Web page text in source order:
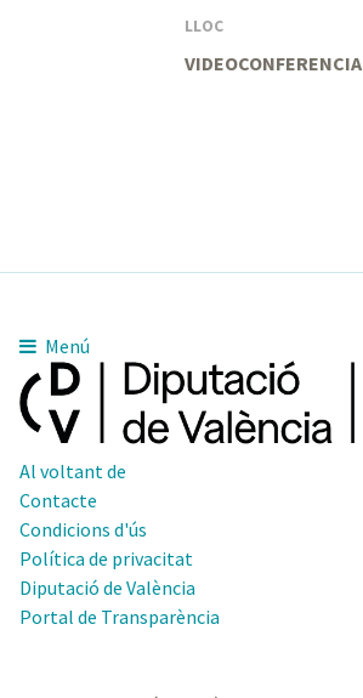
LLOC
VIDEOCONFERENCIA
Menú
Al voltant de
Contacte
Condicions d'ús
Política de privacitat
Diputació de València
Portal de Transparència